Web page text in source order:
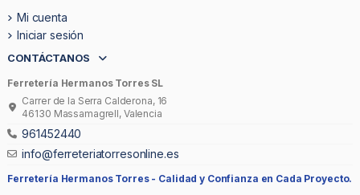
Mi cuenta
Iniciar sesión
CONTÁCTANOS
Ferretería Hermanos Torres SL
Carrer de la Serra Calderona, 16
46130 Massamagrell, Valencia
961452440
info@ferreteriatorresonline.es
Ferretería Hermanos Torres - Calidad y Confianza en Cada Proyecto.